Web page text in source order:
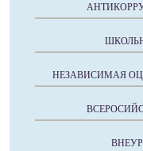
НЕЗАВИСИМАЯ